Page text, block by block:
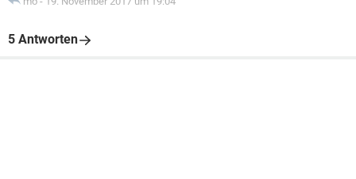
5 Antworten